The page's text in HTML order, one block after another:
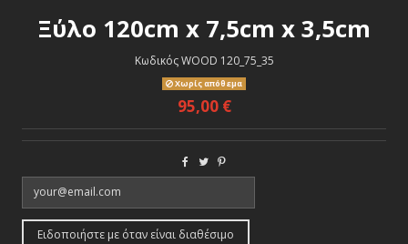
Ξύλο 120cm x 7,5cm x 3,5cm
Κωδικός WOOD 120_75_35
Χωρίς απόθεμα
95,00 €